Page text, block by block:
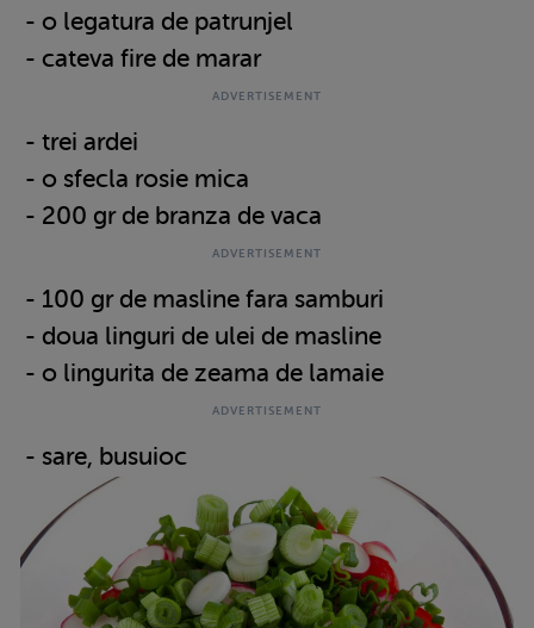
- o legatura de patrunjel
- cateva fire de marar
- trei ardei
- o sfecla rosie mica
- 200 gr de branza de vaca
- 100 gr de masline fara samburi
- doua linguri de ulei de masline
- o lingurita de zeama de lamaie
- sare, busuioc